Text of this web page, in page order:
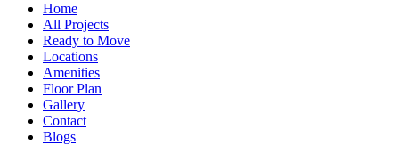
Home
All Projects
Ready to Move
Locations
Amenities
Floor Plan
Gallery
Contact
Blogs